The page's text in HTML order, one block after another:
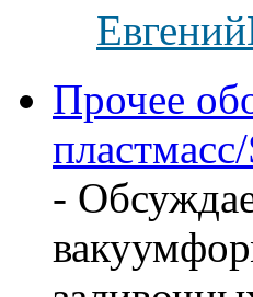
Прочее
-